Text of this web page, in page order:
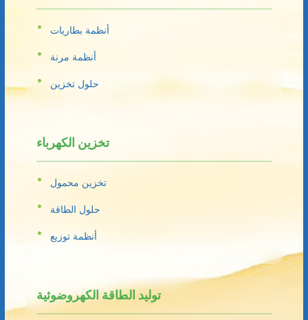
أنظمة بطاريات
أنظمة مرنة
حلول تخزين
تخزين الكهرباء
تخزين محمول
حلول الطاقة
أنظمة توزيع
توليد الطاقة الكهروضوئية